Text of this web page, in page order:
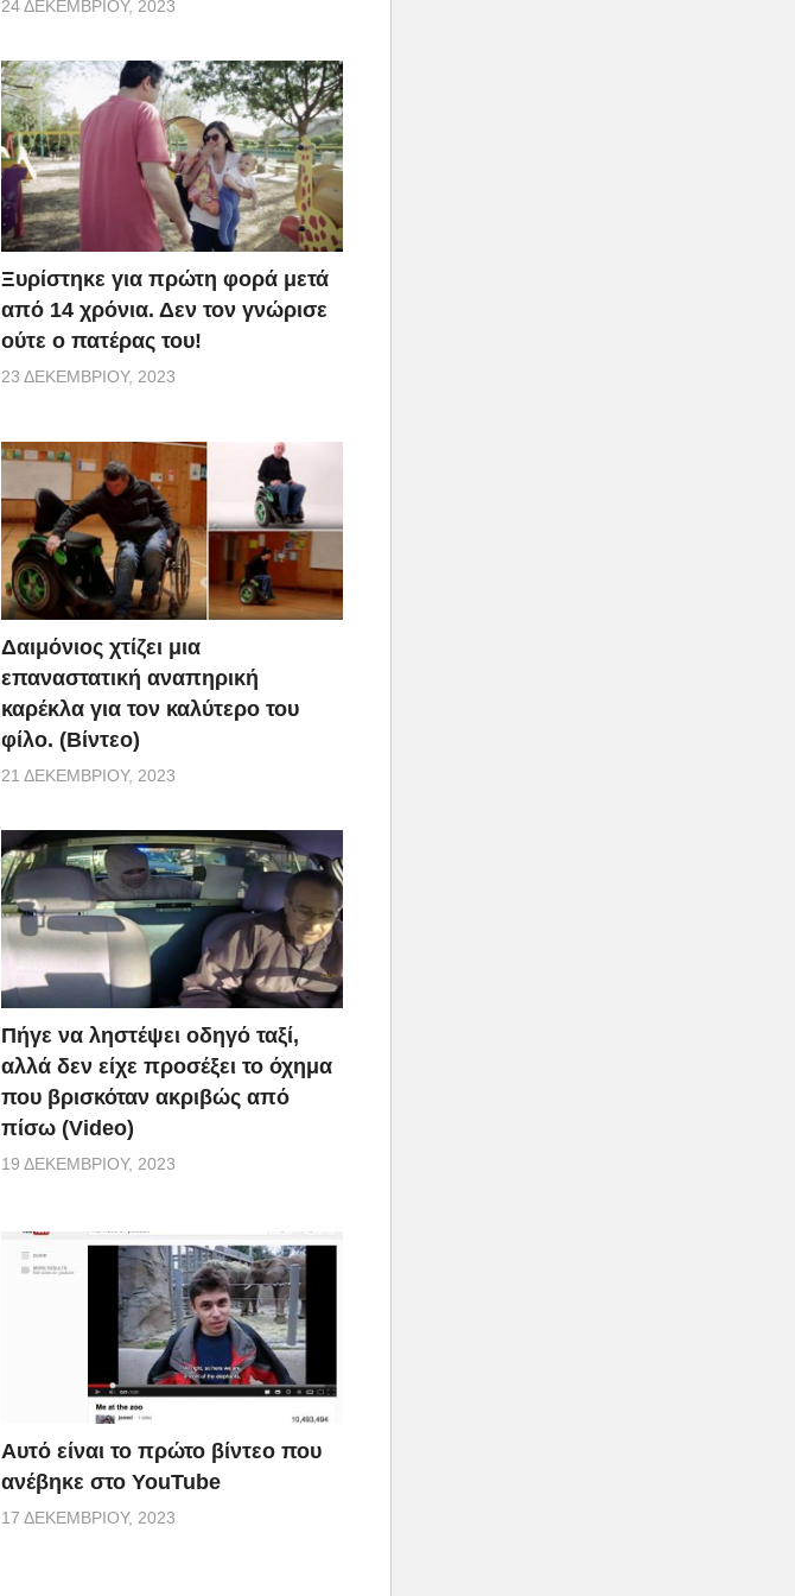
24 ΔΕΚΕΜΒΡΊΟΥ, 2023
Ξυρίστηκε για πρώτη φορά μετά
από 14 χρόνια. Δεν τον γνώρισε
ούτε ο πατέρας του!
23 ΔΕΚΕΜΒΡΊΟΥ, 2023
Δαιμόνιος χτίζει μια
επαναστατική αναπηρική
καρέκλα για τον καλύτερο του
φίλο. (Βίντεο)
21 ΔΕΚΕΜΒΡΊΟΥ, 2023
Πήγε να ληστέψει οδηγό ταξί,
αλλά δεν είχε προσέξει το όχημα
που βρισκόταν ακριβώς από
πίσω (Video)
19 ΔΕΚΕΜΒΡΊΟΥ, 2023
Αυτό είναι το πρώτο βίντεο που
ανέβηκε στο YouTube
17 ΔΕΚΕΜΒΡΊΟΥ, 2023